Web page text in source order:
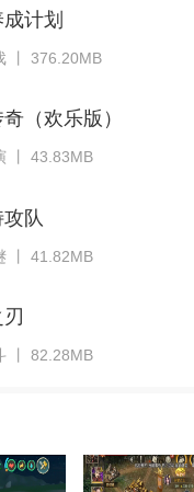
计划
丨 376.20MB
（欢乐版）
丨 43.83MB
队
丨 41.82MB
丨 82.28MB